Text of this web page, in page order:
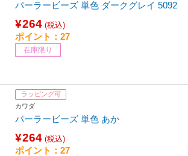
パーラービーズ 単色 ダークグレイ 5092
¥264 (税込)
ポイント：27
在庫限り
ラッピング可
カワダ
パーラービーズ 単色 あか
¥264 (税込)
ポイント：27